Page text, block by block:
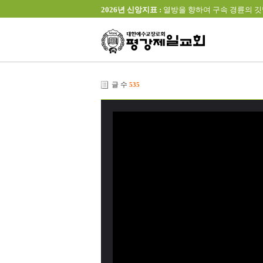
2026년 신앙지표 : 열방을 향하여 구속 경륜의
글 수 535